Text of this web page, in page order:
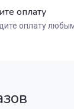
оплату
оплату